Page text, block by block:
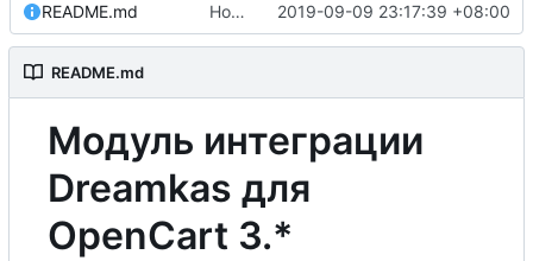
README.md Новые изменения в модуле - отображение статуса фискализации. Весь базовый функционал должен работать. Важные изменения в README + LICENSE 2019-09-09 23:17:39 +08:00
README.md
Модуль интеграции
Dreamkas для
OpenCart 3.*